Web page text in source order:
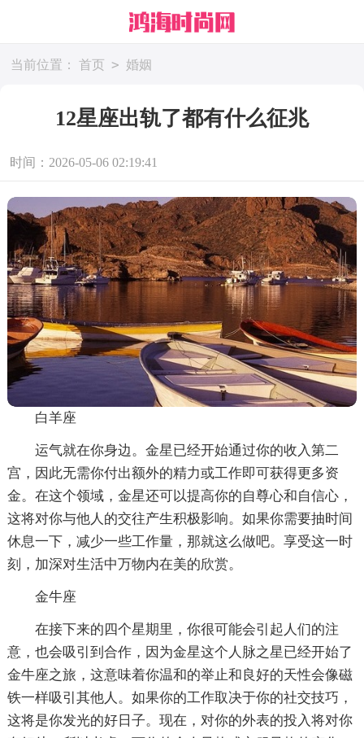
当前位置： 首页 > 婚姻
12星座出轨了都有什么征兆
时间：2026-05-06 02:19:41
白羊座
运气就在你身边。金星已经开始通过你的收入第二
宫，因此无需你付出额外的精力或工作即可获得更多资
金。在这个领域，金星还可以提高你的自尊心和自信心，
这将对你与他人的交往产生积极影响。如果你需要抽时间
休息一下，减少一些工作量，那就这么做吧。享受这一时
刻，加深对生活中万物内在美的欣赏。
金牛座
在接下来的四个星期里，你很可能会引起人们的注
意，也会吸引到合作，因为金星这个人脉之星已经开始了
金牛座之旅，这意味着你温和的举止和良好的天性会像磁
铁一样吸引其他人。如果你的工作取决于你的社交技巧，
这将是你发光的好日子。现在，对你的外表的投入将对你